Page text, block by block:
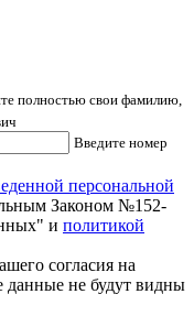
полностью свои фамилию,
Введите номер
персональной
Законом №152-
и политикой
согласия на
не будут видны